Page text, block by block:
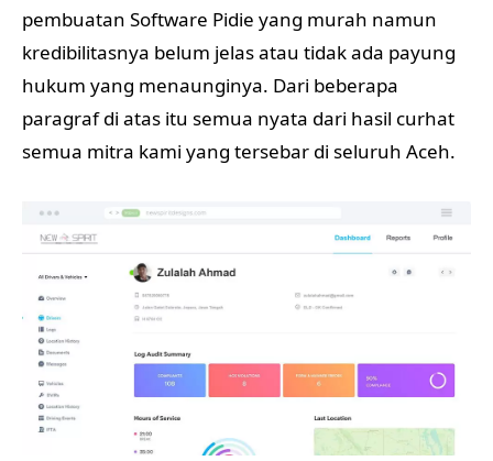
pembuatan Software Pidie yang murah namun
kredibilitasnya belum jelas atau tidak ada payung
hukum yang menaunginya. Dari beberapa
paragraf di atas itu semua nyata dari hasil curhat
semua mitra kami yang tersebar di seluruh Aceh.